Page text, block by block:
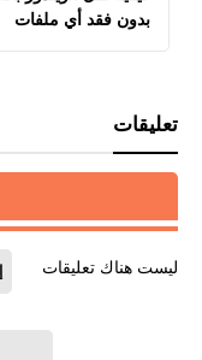
بدون فقد أي ملفات
تعليقات
ليست هناك تعليقات